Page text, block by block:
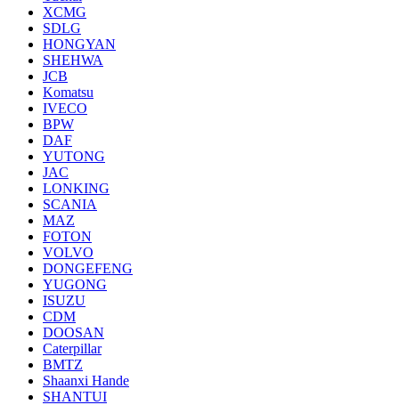
XCMG
SDLG
HONGYAN
SHEHWA
JCB
Komatsu
IVECO
BPW
DAF
YUTONG
JAC
LONKING
SCANIA
MAZ
FOTON
VOLVO
DONGEFENG
YUGONG
ISUZU
CDM
DOOSAN
Caterpillar
BMTZ
Shaanxi Hande
SHANTUI